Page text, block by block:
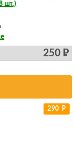
шт.)
250 Р
290 Р